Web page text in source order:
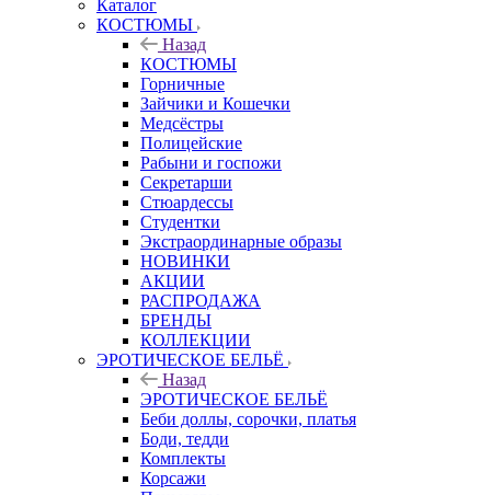
Каталог
КОСТЮМЫ
Назад
КОСТЮМЫ
Горничные
Зайчики и Кошечки
Медсёстры
Полицейские
Рабыни и госпожи
Секретарши
Стюардессы
Студентки
Экстраординарные образы
НОВИНКИ
АКЦИИ
РАСПРОДАЖА
БРЕНДЫ
КОЛЛЕКЦИИ
ЭРОТИЧЕСКОЕ БЕЛЬЁ
Назад
ЭРОТИЧЕСКОЕ БЕЛЬЁ
Беби доллы, сорочки, платья
Боди, тедди
Комплекты
Корсажи